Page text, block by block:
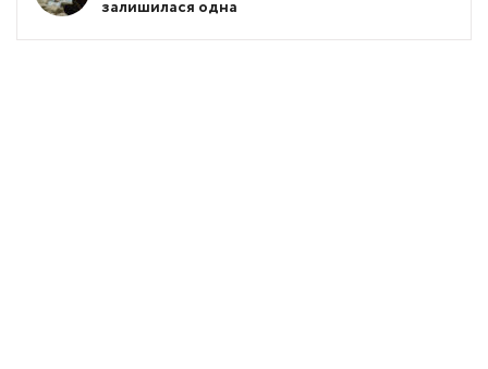
залишилася одна